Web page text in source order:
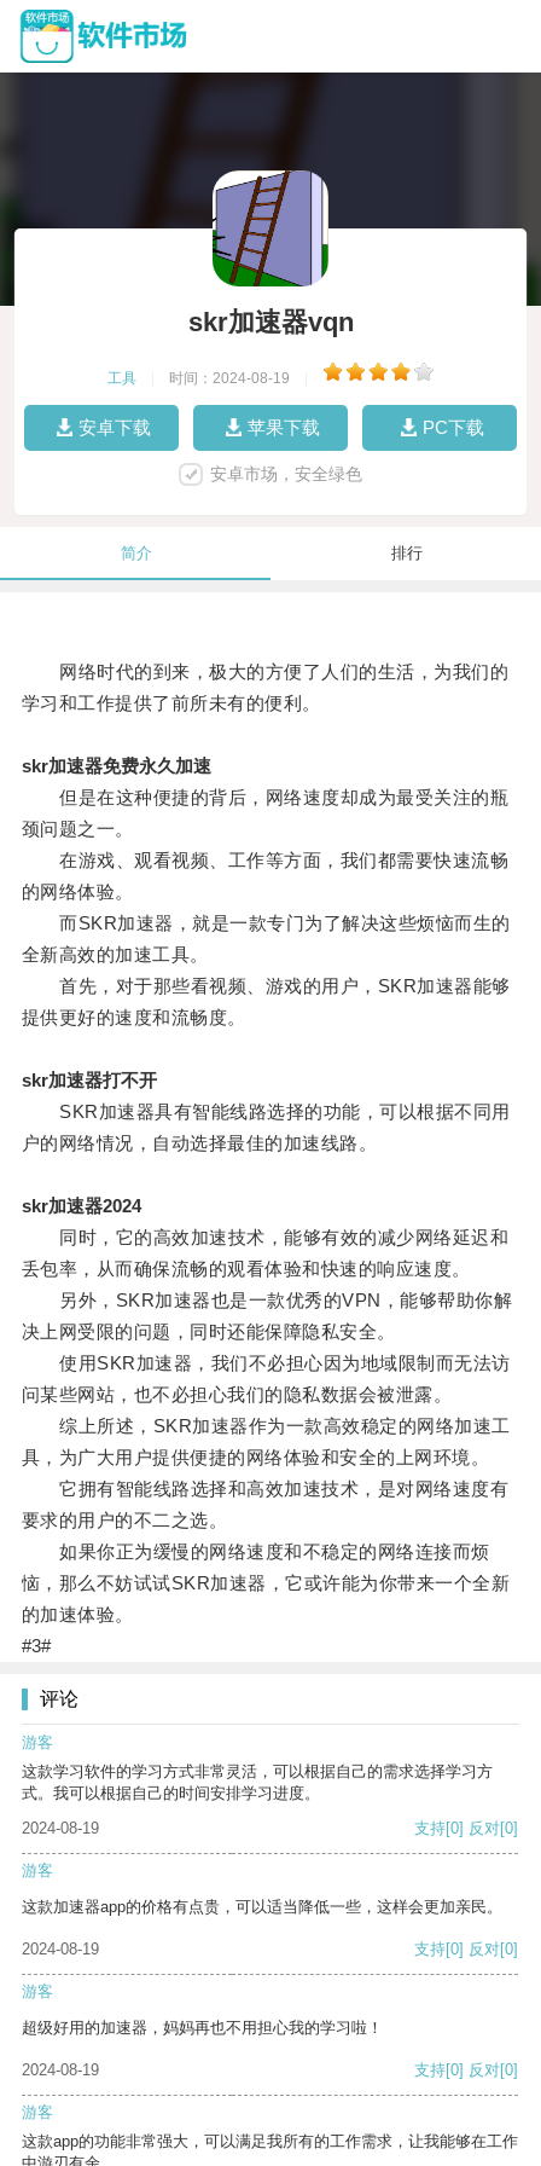
skr加速器vqn
工具 时间：2024-08-19
安卓下载 苹果下载 PC下载
安卓市场，安全绿色
简介 排行
网络时代的到来，极大的方便了人们的生活，为我们的
学习和工作提供了前所未有的便利。
skr加速器免费永久加速
但是在这种便捷的背后，网络速度却成为最受关注的瓶
颈问题之一。
在游戏、观看视频、工作等方面，我们都需要快速流畅
的网络体验。
而SKR加速器，就是一款专门为了解决这些烦恼而生的
全新高效的加速工具。
首先，对于那些看视频、游戏的用户，SKR加速器能够
提供更好的速度和流畅度。
skr加速器打不开
SKR加速器具有智能线路选择的功能，可以根据不同用
户的网络情况，自动选择最佳的加速线路。
skr加速器2024
同时，它的高效加速技术，能够有效的减少网络延迟和
丢包率，从而确保流畅的观看体验和快速的响应速度。
另外，SKR加速器也是一款优秀的VPN，能够帮助你解
决上网受限的问题，同时还能保障隐私安全。
使用SKR加速器，我们不必担心因为地域限制而无法访
问某些网站，也不必担心我们的隐私数据会被泄露。
综上所述，SKR加速器作为一款高效稳定的网络加速工
具，为广大用户提供便捷的网络体验和安全的上网环境。
它拥有智能线路选择和高效加速技术，是对网络速度有
要求的用户的不二之选。
如果你正为缓慢的网络速度和不稳定的网络连接而烦
恼，那么不妨试试SKR加速器，它或许能为你带来一个全新
的加速体验。
#3#
评论
游客
这款学习软件的学习方式非常灵活，可以根据自己的需求选择学习方
式。我可以根据自己的时间安排学习进度。
2024-08-19
支持[0] 反对[0]
游客
这款加速器app的价格有点贵，可以适当降低一些，这样会更加亲民。
2024-08-19 支持[0] 反对[0]
游客
超级好用的加速器，妈妈再也不用担心我的学习啦！
2024-08-19 支持[0] 反对[0]
游客
这款app的功能非常强大，可以满足我所有的工作需求，让我能够在工作